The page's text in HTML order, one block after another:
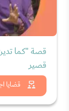
قضايا
قصة "كما
قصير